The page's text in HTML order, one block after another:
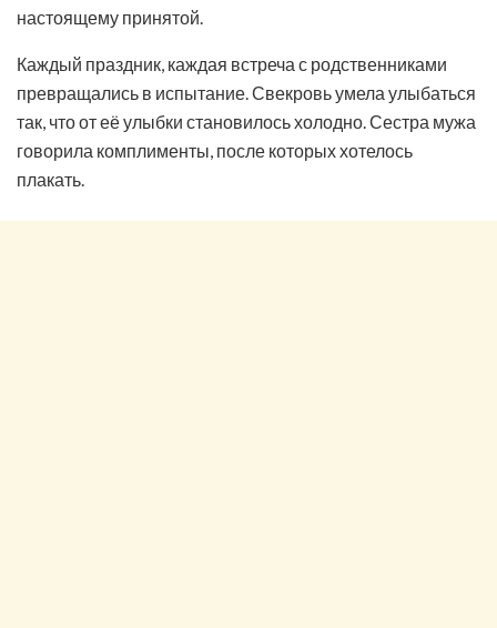
настоящему принятой.
Каждый праздник, каждая встреча с родственниками
превращались в испытание. Свекровь умела улыбаться
так, что от её улыбки становилось холодно. Сестра мужа
говорила комплименты, после которых хотелось
плакать.